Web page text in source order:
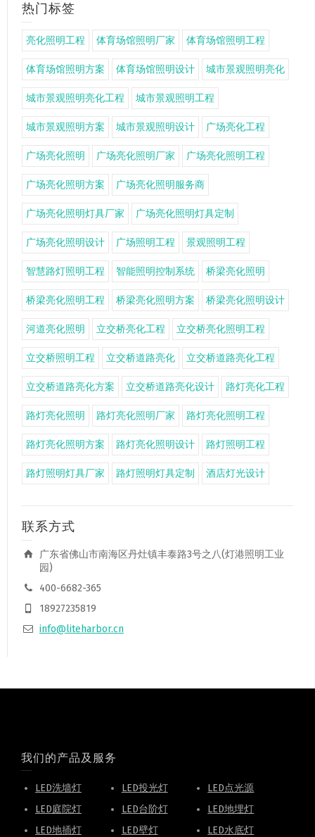
热门标签
亮化照明工程 体育场馆照明厂家 体育场馆照明工程
体育场馆照明方案 体育场馆照明设计 城市景观照明亮化
城市景观照明亮化工程 城市景观照明工程
城市景观照明方案 城市景观照明设计 广场亮化工程
广场亮化照明 广场亮化照明厂家 广场亮化照明工程
广场亮化照明方案 广场亮化照明服务商
广场亮化照明灯具厂家 广场亮化照明灯具定制
广场亮化照明设计 广场照明工程 景观照明工程
智慧路灯照明工程 智能照明控制系统 桥梁亮化照明
桥梁亮化照明工程 桥梁亮化照明方案 桥梁亮化照明设计
河道亮化照明 立交桥亮化工程 立交桥亮化照明工程
立交桥照明工程 立交桥道路亮化 立交桥道路亮化工程
立交桥道路亮化方案 立交桥道路亮化设计 路灯亮化工程
路灯亮化照明 路灯亮化照明厂家 路灯亮化照明工程
路灯亮化照明方案 路灯亮化照明设计 路灯照明工程
路灯照明灯具厂家 路灯照明灯具定制 酒店灯光设计
联系方式
广东省佛山市南海区丹灶镇丰泰路3号之八(灯港照明工业
园)
400-6682-365
18927235819
info@liteharbor.cn
我们的产品及服务
LED洗墙灯 LED投光灯
LED点光源
LED庭院灯
LED台阶灯
LED地埋灯
LED地插灯
LED壁灯
LED水底灯